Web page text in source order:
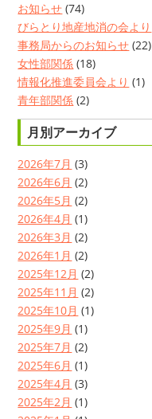
お知らせ (74)
びらとり地産地消の会より
事務局からのお知らせ (22)
女性部関係 (18)
情報化推進委員会より (1)
青年部関係 (2)
月別アーカイブ
2026年7月 (3)
2026年6月 (2)
2026年5月 (2)
2026年4月 (1)
2026年3月 (2)
2026年1月 (2)
2025年12月 (2)
2025年11月 (2)
2025年10月 (1)
2025年9月 (1)
2025年7月 (2)
2025年6月 (1)
2025年4月 (3)
2025年2月 (1)